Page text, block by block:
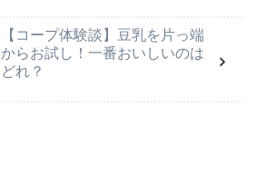
【コープ体験談】豆乳を片っ端
からお試し！一番おいしいのは
どれ？